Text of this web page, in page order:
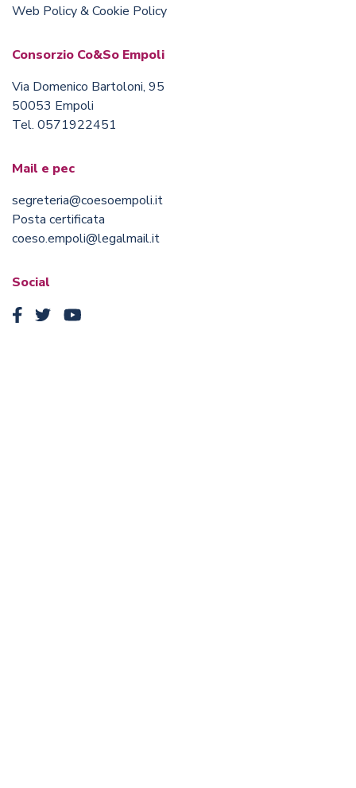
Web Policy & Cookie Policy
Consorzio Co&So Empoli
Via Domenico Bartoloni, 95
50053 Empoli
Tel. 0571922451
Mail e pec
segreteria@coesoempoli.it
Posta certificata
coeso.empoli@legalmail.it
Social